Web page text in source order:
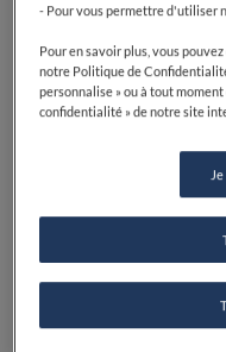
VOIR SUR LA
Guides
- Pour vous permettre d'utiliser
Pour en savoir plus, vous
notre Politique de
personnalise » ou à tout
confidentialité » de notre site